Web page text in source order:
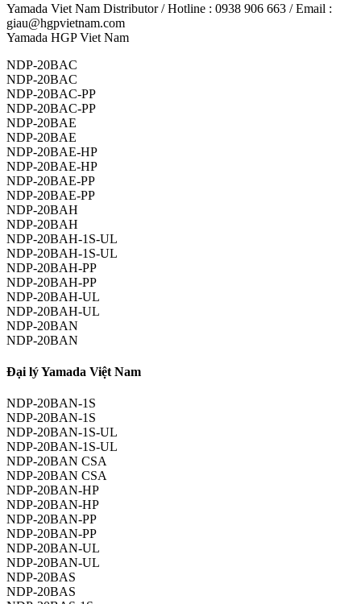
Yamada Viet Nam Distributor / Hotline : 0938 906 663 / Email :
giau@hgpvietnam.com
Yamada HGP Viet Nam
NDP-20BAC
NDP-20BAC
NDP-20BAC-PP
NDP-20BAC-PP
NDP-20BAE
NDP-20BAE
NDP-20BAE-HP
NDP-20BAE-HP
NDP-20BAE-PP
NDP-20BAE-PP
NDP-20BAH
NDP-20BAH
NDP-20BAH-1S-UL
NDP-20BAH-1S-UL
NDP-20BAH-PP
NDP-20BAH-PP
NDP-20BAH-UL
NDP-20BAH-UL
NDP-20BAN
NDP-20BAN
Đại lý Yamada Việt Nam
NDP-20BAN-1S
NDP-20BAN-1S
NDP-20BAN-1S-UL
NDP-20BAN-1S-UL
NDP-20BAN CSA
NDP-20BAN CSA
NDP-20BAN-HP
NDP-20BAN-HP
NDP-20BAN-PP
NDP-20BAN-PP
NDP-20BAN-UL
NDP-20BAN-UL
NDP-20BAS
NDP-20BAS